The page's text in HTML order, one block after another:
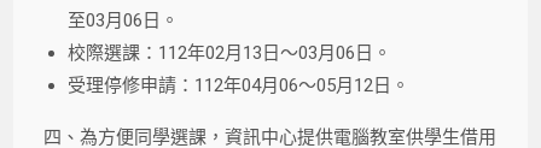
至03月06日。
校際選課：112年02月13日～03月06日。
受理停修申請：112年04月06～05月12日。
四、為方便同學選課，資訊中心提供電腦教室供學生借用